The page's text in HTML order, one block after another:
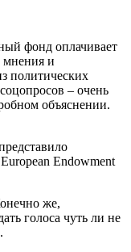
фонд оплачивает
мнения и
политических
– очень
объяснении.
Endowment
же,
голоса чуть ли не